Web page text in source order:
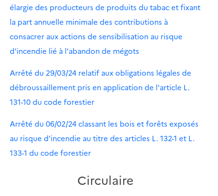
élargie des producteurs de produits du tabac et fixant
la part annuelle minimale des contributions à
consacrer aux actions de sensibilisation au risque
d'incendie lié à l'abandon de mégots
Arrêté du 29/03/24 relatif aux obligations légales de
débroussaillement pris en application de l'article L.
131-10 du code forestier
Arrêté du 06/02/24 classant les bois et forêts exposés
au risque d'incendie au titre des articles L. 132-1 et L.
133-1 du code forestier
Circulaire